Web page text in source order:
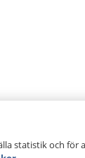
statistik och för